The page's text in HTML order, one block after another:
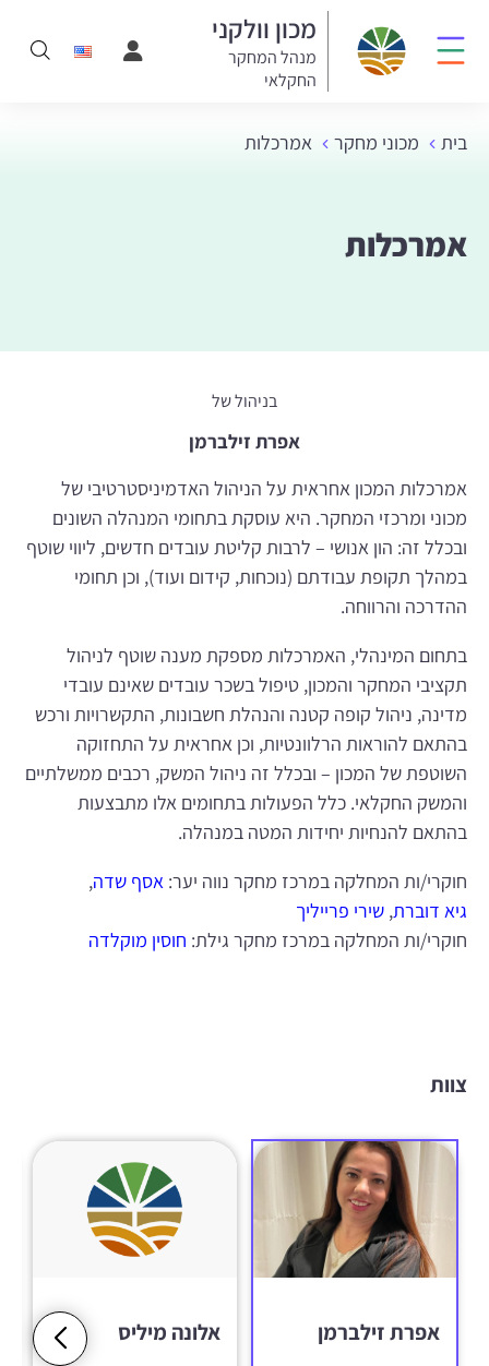
מכון וולקני
מנהל המחקר
החקלאי
בית מכוני מחקר אמרכלות
אמרכלות
בניהול של
אפרת זילברמן
אמרכלות המכון אחראית על הניהול האדמיניסטרטיבי של
מכוני ומרכזי המחקר. היא עוסקת בתחומי המנהלה השונים
ובכלל זה: הון אנושי – לרבות קליטת עובדים חדשים, ליווי שוטף
במהלך תקופת עבודתם (נוכחות, קידום ועוד), וכן תחומי
ההדרכה והרווחה.
בתחום המינהלי, האמרכלות מספקת מענה שוטף לניהול
תקציבי המחקר והמכון, טיפול בשכר עובדים שאינם עובדי
מדינה, ניהול קופה קטנה והנהלת חשבונות, התקשרויות ורכש
בהתאם להוראות הרלוונטיות, וכן אחראית על התחזוקה
השוטפת של המכון – ובכלל זה ניהול המשק, רכבים ממשלתיים
והמשק החקלאי. כלל הפעולות בתחומים אלו מתבצעות
בהתאם להנחיות יחידות המטה במנהלה.
חוקרי/ות המחלקה במרכז מחקר נווה יער: אסף שדה,
גיא דוברת, שירי פרייליך
חוקרי/ות המחלקה במרכז מחקר גילת: חוסין מוקלדה
צוות
אפרת זילברמן אלונה מיליס